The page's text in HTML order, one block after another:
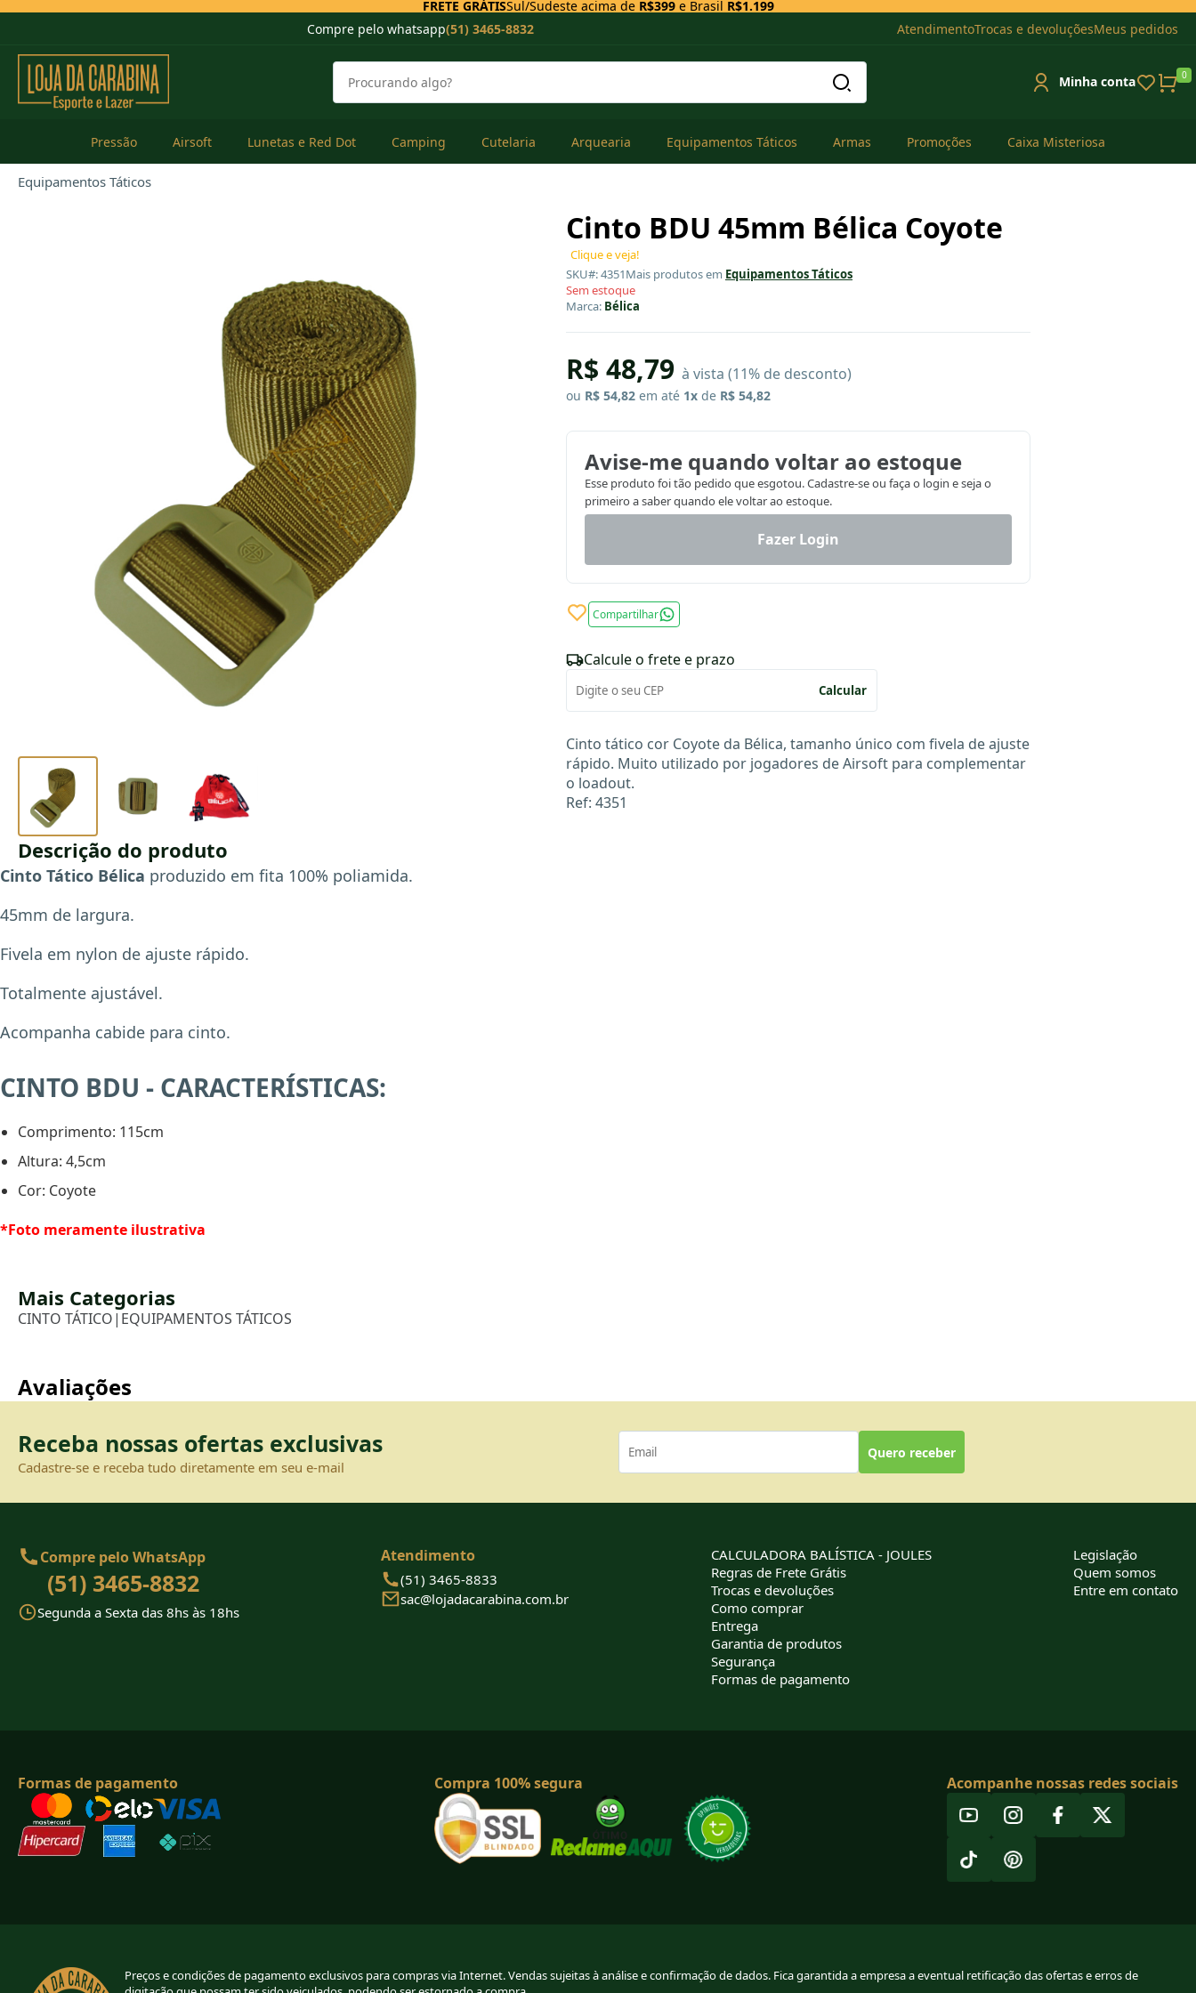
FRETE GRÁTISSul/Sudeste acima de R$399e Brasil R$1.199
Compre pelo whatsapp(51) 3465-8832 AtendimentoTrocas e devoluçõesMeus pedidos
Minha conta 0
Pressão Airsoft Lunetas e Red Dot Camping Cutelaria Arquearia Equipamentos Táticos Armas Promoções Caixa Misteriosa
Equipamentos Táticos
Cinto BDU 45mm Bélica Coyote
Clique e veja!
SKU#: 4351Mais produtos em Equipamentos Táticos
Sem estoque
Marca: Bélica
R$ 48,79 à vista (11% de desconto)
ou R$ 54,82 em até 1x de R$ 54,82
Avise-me quando voltar ao estoque
Esse produto foi tão pedido que esgotou. Cadastre-se ou faça o login e seja o
primeiro a saber quando ele voltar ao estoque.
Fazer Login
Compartilhar
Calcule o frete e prazo
Calcular
Cinto tático cor Coyote da Bélica, tamanho único com fivela de ajuste
rápido. Muito utilizado por jogadores de Airsoft para complementar
o loadout.
Ref: 4351
Descrição do produto
Cinto Tático Bélica produzido em fita 100% poliamida.
45mm de largura.
Fivela em nylon de ajuste rápido.
Totalmente ajustável.
Acompanha cabide para cinto.
CINTO BDU - CARACTERÍSTICAS:
Comprimento: 115cm
Altura: 4,5cm
Cor: Coyote
*Foto meramente ilustrativa
Mais Categorias
CINTO TÁTICO| EQUIPAMENTOS TÁTICOS
Avaliações
Receba nossas ofertas exclusivas
Cadastre-se e receba tudo diretamente em seu e-mail
Quero receber
Compre pelo WhatsApp
(51) 3465-8832
Segunda a Sexta das 8hs às 18hs
Atendimento
(51) 3465-8833
sac@lojadacarabina.com.br
CALCULADORA BALÍSTICA - JOULES
Regras de Frete Grátis
Trocas e devoluções
Como comprar
Entrega
Garantia de produtos
Segurança
Formas de pagamento
Legislação
Quem somos
Entre em contato
Formas de pagamento Compra 100% segura Acompanhe nossas redes sociais
Preços e condições de pagamento exclusivos para compras via Internet. Vendas sujeitas à análise e confirmação de dados. Fica garantida a empresa a eventual retificação das ofertas e erros de